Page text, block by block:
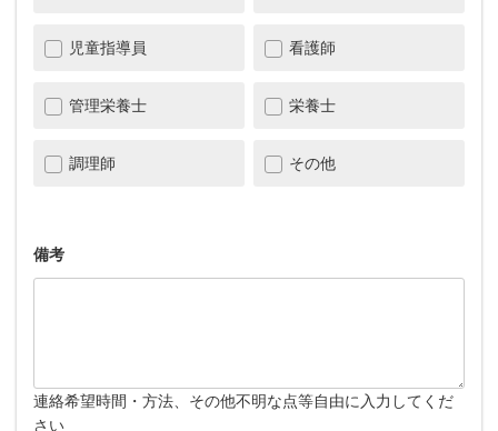
児童指導員 看護師
管理栄養士 栄養士
調理師 その他
備考
連絡希望時間・方法、その他不明な点等自由に入力してくだ
さい